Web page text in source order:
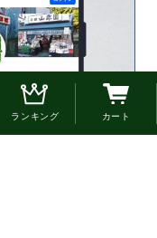
ランキング カート